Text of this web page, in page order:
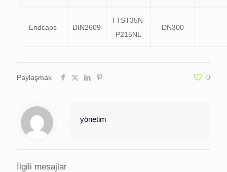
Endcaps DIN2609
TTST35N-
P215NL
DN300
Paylaşmak 0
yönetim
İlgili mesajlar